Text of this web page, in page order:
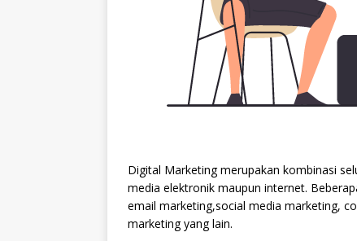
Digital Marketing merupakan kombinasi
media elektronik maupun internet.
email marketing,social media marketing,
marketing yang lain.